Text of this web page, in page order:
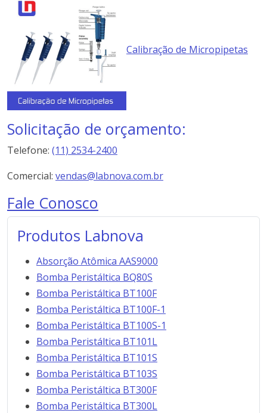
Calibração de Micropipetas
Solicitação de orçamento:
Telefone: (11) 2534-2400
Comercial: vendas@labnova.com.br
Fale Conosco
Produtos Labnova
Absorção Atômica AAS9000
Bomba Peristáltica BQ80S
Bomba Peristáltica BT100F
Bomba Peristáltica BT100F-1
Bomba Peristáltica BT100S-1
Bomba Peristáltica BT101L
Bomba Peristáltica BT101S
Bomba Peristáltica BT103S
Bomba Peristáltica BT300F
Bomba Peristáltica BT300L